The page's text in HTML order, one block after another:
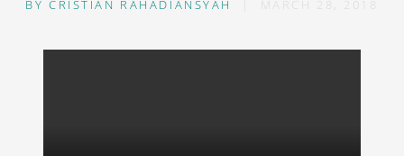
BYCRISTIAN RAHADIANSYAH MARCH 28, 2018